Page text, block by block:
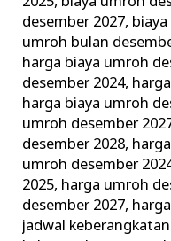
desember 2027,
umroh bulan
harga biaya umroh
desember 2024,
harga biaya umroh
umroh desember
desember 2028,
umroh desember
2025, harga umroh
desember 2027,
jadwal